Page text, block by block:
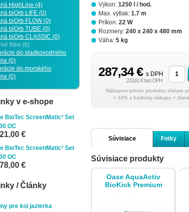
HighLine (4)
biOrb LIFE (0)
biOrb FLOW (0)
biOrb TUBE (0)
biOrb CLASSIC (0)
filtre (8)
do sladkovodného
(0)
do morského
(0)
v e-shope
BioTec ScreenMatic² Set
OC
€
BioTec ScreenMatic² Set
OC
€
/ Články
pre koi jazierka
Výkon: 1250 l / hod.
Max. výtlak: 1.7 m
Príkon: 22 W
Rozmery: 240 x 240 x 480 mm
Váha: 5 kg
287,34 € s DPH
233,61 € bez DPH
= 10% z hodnoty nákupu =
Súvisiace
produkty
Fotky
Súvisiace produkty
Oase AquaActiv
BioKick Premium